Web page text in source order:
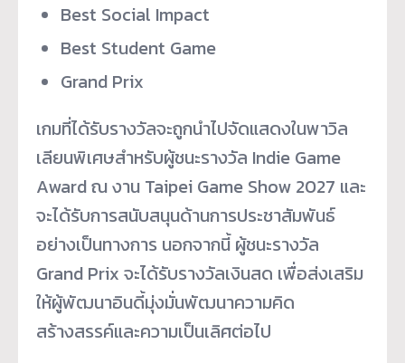
Best Social Impact
Best Student Game
Grand Prix
เกมที่ได้รับรางวัลจะถูกนำไปจัดแสดงในพาวิล
เลียนพิเศษสำหรับผู้ชนะรางวัล Indie Game
Award ณ งาน Taipei Game Show 2027 และ
จะได้รับการสนับสนุนด้านการประชาสัมพันธ์
อย่างเป็นทางการ นอกจากนี้ ผู้ชนะรางวัล
Grand Prix จะได้รับรางวัลเงินสด เพื่อส่งเสริม
ให้ผู้พัฒนาอินดี้มุ่งมั่นพัฒนาความคิด
สร้างสรรค์และความเป็นเลิศต่อไป